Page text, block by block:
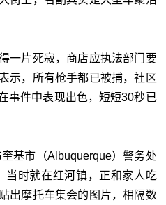
一片死寂，商店应执法部门要
示，所有枪手都已被捕，社区
事件中表现出色，短短30秒已
基市（Albuquerque）警务处
当时就在红河镇，正和家人吃
出摩托车集会的图片，相隔数